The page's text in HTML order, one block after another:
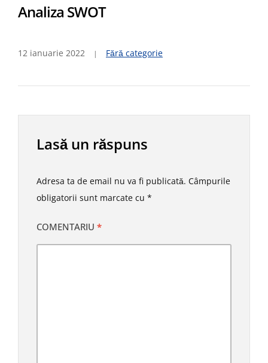
Analiza SWOT
12 ianuarie 2022 Fără categorie
Lasă un răspuns
Adresa ta de email nu va fi publicată. Câmpurile
obligatorii sunt marcate cu *
COMENTARIU *